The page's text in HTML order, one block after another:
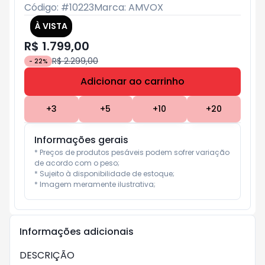
Código: #10223Marca: AMVOX
À VISTA
R$ 1.799,00
- 22% R$ 2.299,00
Adicionar ao carrinho
+3 +5 +10 +20
Informações gerais
* Preços de produtos pesáveis podem sofrer variação
de acordo com o peso;
* Sujeito à disponibilidade de estoque;
* Imagem meramente ilustrativa;
Informações adicionais
DESCRIÇÃO